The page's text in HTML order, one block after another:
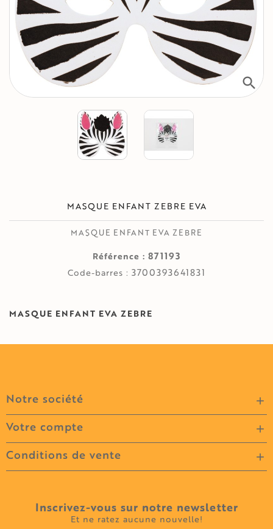
search
MASQUE ENFANT ZEBRE EVA
MASQUE ENFANT EVA ZEBRE
Référence : 871193
Code-barres : 3700393641831
MASQUE ENFANT EVA ZEBRE
Notre société 
Votre compte 
Conditions de vente 
Inscrivez-vous sur notre newsletter
Et ne ratez aucune nouvelle!